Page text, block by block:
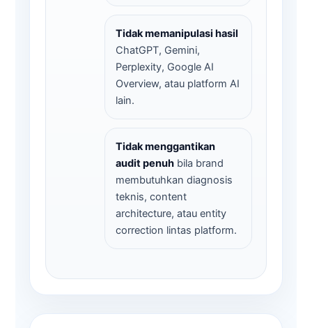
Tidak memanipulasi hasil
ChatGPT, Gemini,
Perplexity, Google AI
Overview, atau platform AI
lain.
Tidak menggantikan
audit penuh bila brand
membutuhkan diagnosis
teknis, content
architecture, atau entity
correction lintas platform.